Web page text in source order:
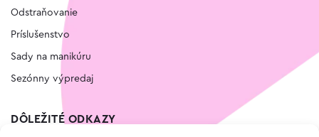
Odstraňovanie
Príslušenstvo
Sady na manikúru
Sezónny výpredaj
DÔLEŽITÉ ODKAZY